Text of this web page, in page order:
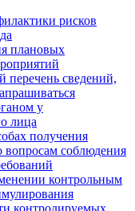
рисков
плановых
сведений,
у
лица
получения
вопросам соблюдения
контрольным
контролируемых